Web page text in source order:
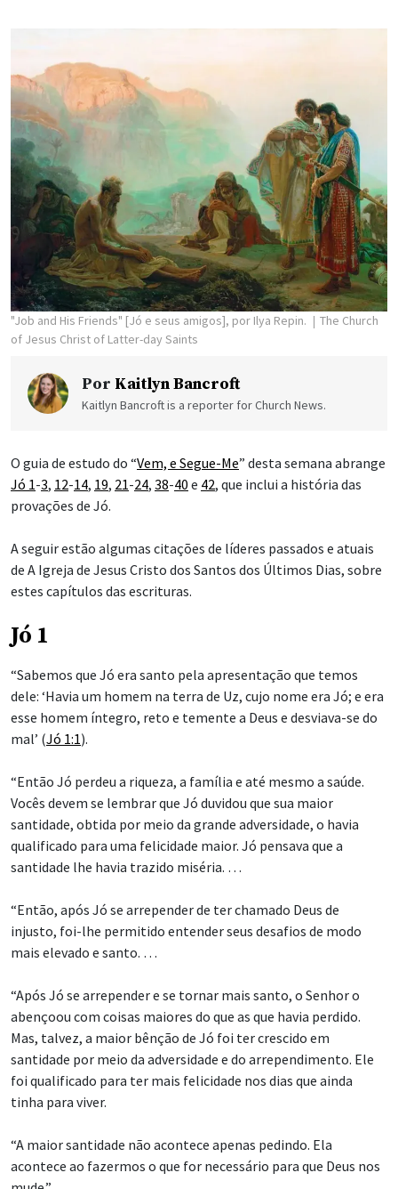
"Job and His Friends" [Jó e seus amigos], por Ilya Repin.
The Church
of Jesus Christ of Latter-day Saints
Por Kaitlyn Bancroft
Kaitlyn Bancroft is a reporter for Church News.
O guia de estudo do “Vem, e Segue-Me” desta semana abrange
Jó 1-3, 12-14, 19, 21-24, 38-40 e 42, que inclui a história das
provações de Jó.
A seguir estão algumas citações de líderes passados e atuais
de A Igreja de Jesus Cristo dos Santos dos Últimos Dias, sobre
estes capítulos das escrituras.
Jó 1
“Sabemos que Jó era santo pela apresentação que temos
dele: ‘Havia um homem na terra de Uz, cujo nome era Jó; e era
esse homem íntegro, reto e temente a Deus e desviava-se do
mal’ (Jó 1:1).
“Então Jó perdeu a riqueza, a família e até mesmo a saúde.
Vocês devem se lembrar que Jó duvidou que sua maior
santidade, obtida por meio da grande adversidade, o havia
qualificado para uma felicidade maior. Jó pensava que a
santidade lhe havia trazido miséria. …
“Então, após Jó se arrepender de ter chamado Deus de
injusto, foi-lhe permitido entender seus desafios de modo
mais elevado e santo. …
“Após Jó se arrepender e se tornar mais santo, o Senhor o
abençoou com coisas maiores do que as que havia perdido.
Mas, talvez, a maior bênção de Jó foi ter crescido em
santidade por meio da adversidade e do arrependimento. Ele
foi qualificado para ter mais felicidade nos dias que ainda
tinha para viver.
“A maior santidade não acontece apenas pedindo. Ela
acontece ao fazermos o que for necessário para que Deus nos